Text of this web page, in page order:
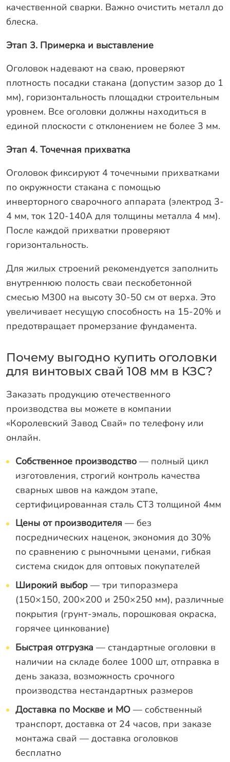
качественной сварки. Важно очистить металл до
блеска.
Этап 3. Примерка и выставление
Оголовок надевают на сваю, проверяют
плотность посадки стакана (допустим зазор до 1
мм), горизонтальность площадки строительным
уровнем. Все оголовки должны находиться в
единой плоскости с отклонением не более 3 мм.
Этап 4. Точечная прихватка
Оголовок фиксируют 4 точечными прихватками
по окружности стакана с помощью
инверторного сварочного аппарата (электрод 3-
4 мм, ток 120-140А для толщины металла 4 мм).
После каждой прихватки проверяют
горизонтальность.
Для жилых строений рекомендуется заполнить
внутреннюю полость сваи пескобетонной
смесью М300 на высоту 30-50 см от верха. Это
увеличивает несущую способность на 15-20% и
предотвращает промерзание фундамента.
Почему выгодно купить оголовки
для винтовых свай 108 мм в КЗС?
Заказать продукцию отечественного
производства вы можете в компании
«Королевский Завод Свай» по телефону или
онлайн.
Собственное производство— полный цикл
изготовления, строгий контроль качества
сварных швов на каждом этапе,
сертифицированная сталь СТ3 толщиной 4мм
Цены от производителя — без
посреднических наценок, экономия до 30%
по сравнению с рыночными ценами, гибкая
система скидок для оптовых покупателей
Широкий выбор— три типоразмера
(150×150, 200×200 и 250×250 мм), различные
покрытия (грунт-эмаль, порошковая окраска,
горячее цинкование)
Быстрая отгрузка — стандартные оголовки в
наличии на складе более 1000 шт, отправка в
день заказа, возможность срочного
производства нестандартных размеров
Доставка по Москве и МО— собственный
транспорт, доставка от 24 часов, при заказе
монтажа свай — доставка оголовков
бесплатно